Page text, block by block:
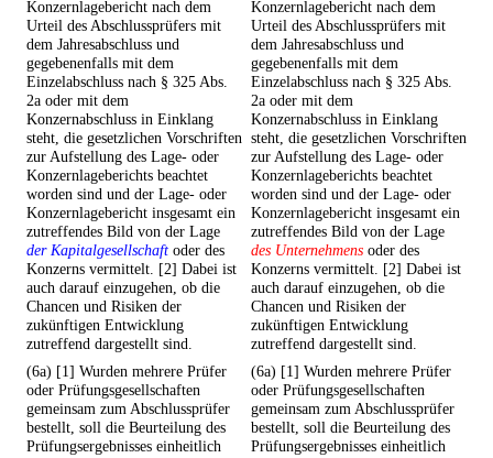
Konzernlagebericht nach dem
Urteil des Abschlussprüfers mit
dem Jahresabschluss und
gegebenenfalls mit dem
Einzelabschluss nach § 325 Abs.
2a oder mit dem
Konzernabschluss in Einklang
steht, die gesetzlichen Vorschriften
zur Aufstellung des Lage- oder
Konzernlageberichts beachtet
worden sind und der Lage- oder
Konzernlagebericht insgesamt ein
zutreffendes Bild von der Lage
der Kapitalgesellschaft oder des
Konzerns vermittelt. [2] Dabei ist
auch darauf einzugehen, ob die
Chancen und Risiken der
zukünftigen Entwicklung
zutreffend dargestellt sind.
Konzernlagebericht nach dem
Urteil des Abschlussprüfers mit
dem Jahresabschluss und
gegebenenfalls mit dem
Einzelabschluss nach § 325 Abs.
2a oder mit dem
Konzernabschluss in Einklang
steht, die gesetzlichen Vorschriften
zur Aufstellung des Lage- oder
Konzernlageberichts beachtet
worden sind und der Lage- oder
Konzernlagebericht insgesamt ein
zutreffendes Bild von der Lage
des Unternehmens oder des
Konzerns vermittelt. [2] Dabei ist
auch darauf einzugehen, ob die
Chancen und Risiken der
zukünftigen Entwicklung
zutreffend dargestellt sind.
(6a) [1] Wurden mehrere Prüfer
oder Prüfungsgesellschaften
gemeinsam zum Abschlussprüfer
bestellt, soll die Beurteilung des
Prüfungsergebnisses einheitlich
(6a) [1] Wurden mehrere Prüfer
oder Prüfungsgesellschaften
gemeinsam zum Abschlussprüfer
bestellt, soll die Beurteilung des
Prüfungsergebnisses einheitlich